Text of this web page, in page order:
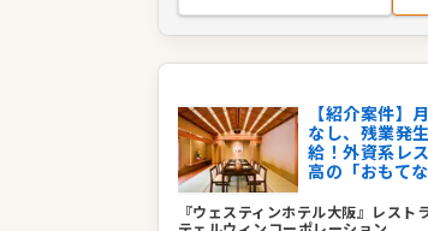
境で、質の高いサービス
【紹介案件】
なし、残業発
給！外資系レ
高の「おもて
『ウェスティンホテル大阪』レスト